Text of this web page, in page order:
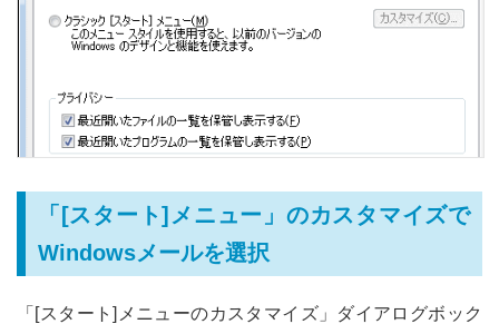
「[スタート]メニュー」のカスタマイズで
Windowsメールを選択
「[スタート]メニューのカスタマイズ」ダイアログボック